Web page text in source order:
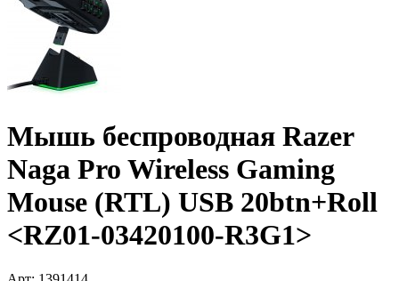
Мышь беспроводная Razer
Naga Pro Wireless Gaming
Mouse (RTL) USB 20btn+­Roll
<RZ01-03420100-R3G1>